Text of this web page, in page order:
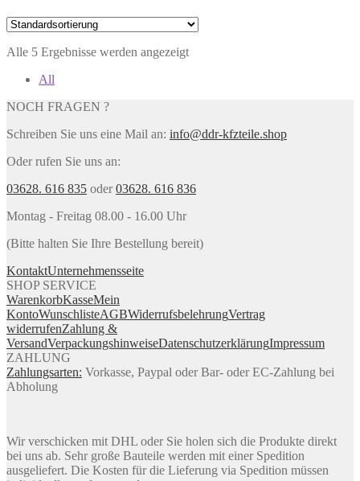
Alle 5 Ergebnisse werden angezeigt
All
NOCH FRAGEN ?
Schreiben Sie uns eine Mail an: info@ddr-kfzteile.shop
Oder rufen Sie uns an:
03628. 616 835 oder03628. 616 836
Montag - Freitag 08.00 - 16.00 Uhr
(Bitte halten Sie Ihre Bestellung bereit)
KontaktUnternehmensseite
SHOP SERVICE
WarenkorbKasseMein
KontoWunschlisteAGBWiderrufsbelehrungVertrag
widerrufenZahlung &
VersandVerpackungshinweiseDatenschutzerklärungImpressum
ZAHLUNG
Zahlungsarten: Vorkasse, Paypal oder Bar- oder EC-Zahlung bei
Abholung
Wir verschicken mit DHL oder Sie holen sich die Produkte direkt
bei uns ab. Sehr große Bauteile werden mit einer Spedition
ausgeliefert. Die Kosten für die Lieferung via Spedition müssen